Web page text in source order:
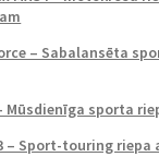
– Sabalansēta
Mūsdienīga sporta
– Sport-touring riepa